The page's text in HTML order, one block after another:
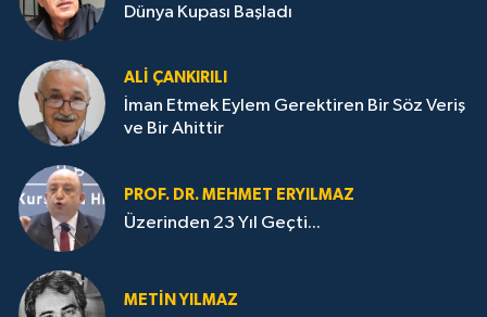
Dünya Kupası Başladı
ALI ÇANKIRILI
İman Etmek Eylem Gerektiren Bir Söz Veriş
ve Bir Ahittir
PROF. DR. MEHMET ERYILMAZ
Üzerinden 23 Yıl Geçti...
METIN YILMAZ